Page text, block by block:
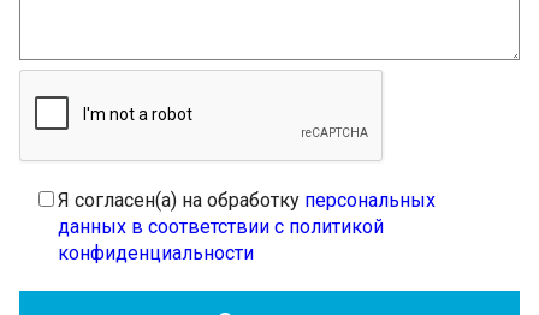
Я согласен(а) на обработку персональных
данных в соответствии с политикой
конфиденциальности